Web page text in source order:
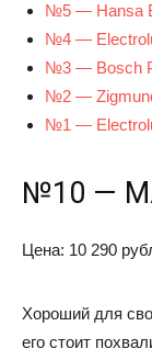
№5 — Hansa
№4 —
№3 — Bosch
№2 —
№1 —
№10 —
Цена: 10 290
Хороший для
его стоит